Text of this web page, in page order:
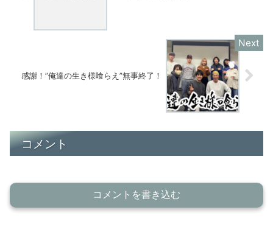
感謝！”俺達の生き様喰らえ”無事終了！
コメント
コメントを書き込む